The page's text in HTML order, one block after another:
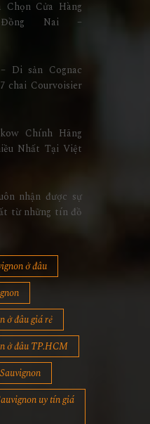
Cửa Hàng
Đồng Nai –
Di sản Cognac
chai Courvoisier
Chính Hãng
Nhất Tại Việt
nhận được sự
từ những tín đồ
ở đâu
ở đâu giá rẻ
ở đâu TP.HCM
uy tín giá